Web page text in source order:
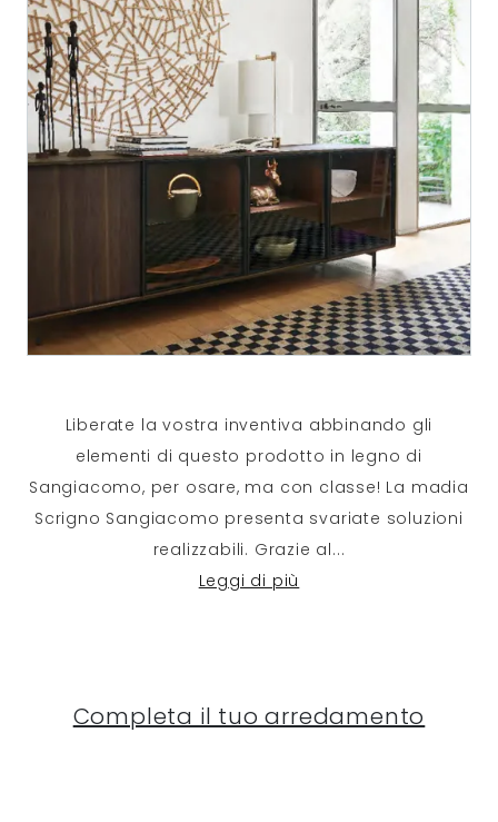
Liberate la vostra inventiva abbinando gli
elementi di questo prodotto in legno di
Sangiacomo, per osare, ma con classe! La madia
Scrigno Sangiacomo presenta svariate soluzioni
realizzabili. Grazie al...
Leggi di più
Completa il tuo arredamento